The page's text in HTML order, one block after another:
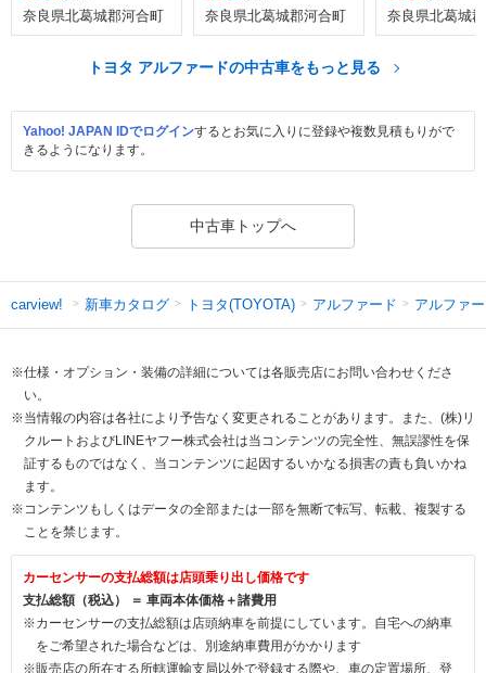
奈良県北葛城郡河合町 奈良県北葛城郡河合町 奈良県北葛城
トヨタ アルファードの中古車をもっと見る
Yahoo! JAPAN IDでログインするとお気に入りに登録や複数見積もりがで
きるようになります。
中古車トップへ
carview! 新車カタログ トヨタ(TOYOTA) アルファード アルファ
※仕様・オプション・装備の詳細については各販売店にお問い合わせくださ
い。
※当情報の内容は各社により予告なく変更されることがあります。また、(株)リ
クルートおよびLINEヤフー株式会社は当コンテンツの完全性、無誤謬性を保
証するものではなく、当コンテンツに起因するいかなる損害の責も負いかね
ます。
※コンテンツもしくはデータの全部または一部を無断で転写、転載、複製する
ことを禁じます。
カーセンサーの支払総額は店頭乗り出し価格です
支払総額（税込） ＝ 車両本体価格＋諸費用
※カーセンサーの支払総額は店頭納車を前提にしています。自宅への納車
をご希望された場合などは、別途納車費用がかかります
※販売店の所在する所轄運輸支局以外で登録する際や、車の定置場所、登